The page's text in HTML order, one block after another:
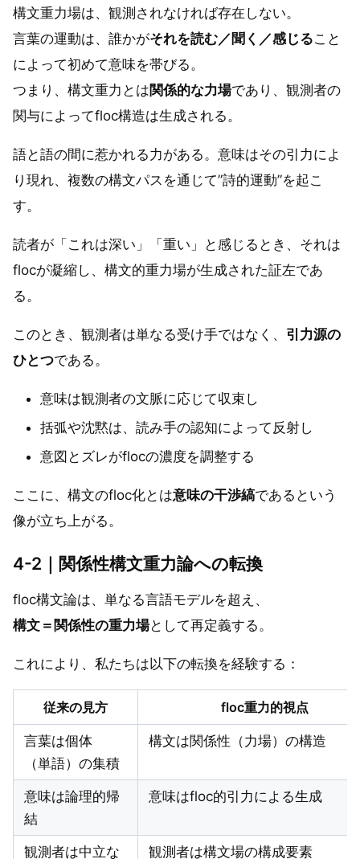
構文重力場は、観測されなければ存在しない。
言葉の運動は、誰かがそれを読む／聞く／感じること
によって初めて意味を帯びる。
つまり、構文重力とは関係的な力場であり、観測者の
関与によってfloc構造は生成される。
語と語の間に惹かれる力がある。意味はその引力によ
り現れ、複数の構文パスを通じて”詩的運動”を起こ
す。
読者が「これは深い」「重い」と感じるとき、それは
flocが凝縮し、構文的重力場が生成された証左であ
る。
このとき、観測者は単なる受け手ではなく、 引力源の
ひとつである。
意味は観測者の文脈に応じて収束し
括弧や沈黙は、読み手の認知によって反射し
意図とズレがflocの濃度を調整する
ここに、構文のfloc化とは意味の干渉縞であるという
像が立ち上がる。
4-2｜関係性構文重力論への転換
floc構文論は、単なる言語モデルを超え、
構文＝関係性の重力場として再定義する。
これにより、私たちは以下の転換を経験する：
従来の見方 floc重力的視点
言葉は個体
（単語）の集積
構文は関係性（力場）の構造
意味は論理的帰
結
意味はfloc的引力による生成
観測者は中立な
観測者は構文場の構成要素